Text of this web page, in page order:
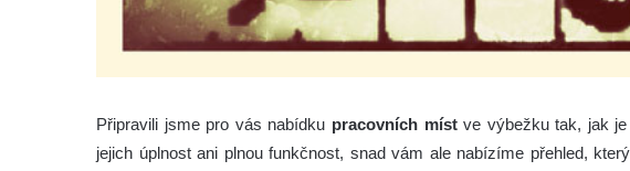
Připravili jsme pro vás nabídku pracovních místve výbežku tak, jak je
jejich úplnost ani plnou funkčnost, snad vám ale nabízíme přehled,